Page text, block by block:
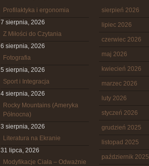
Profilaktyka i ergonomia
7 sierpnia, 2026
Z Miłości do Czytania
6 sierpnia, 2026
Fotografia
5 sierpnia, 2026
Sport i Integracja
4 sierpnia, 2026
Rocky Mountains (Ameryka
Północna)
3 sierpnia, 2026
Literatura na Ekranie
31 lipca, 2026
Modyfikacje Ciała – Odważnie
sierpień 2026
lipiec 2026
czerwiec 2026
maj 2026
kwiecień 2026
marzec 2026
luty 2026
styczeń 2026
grudzień 2025
listopad 2025
październik 2025